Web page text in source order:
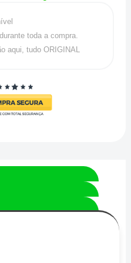
toda a compra.
aqui, tudo ORIGINAL